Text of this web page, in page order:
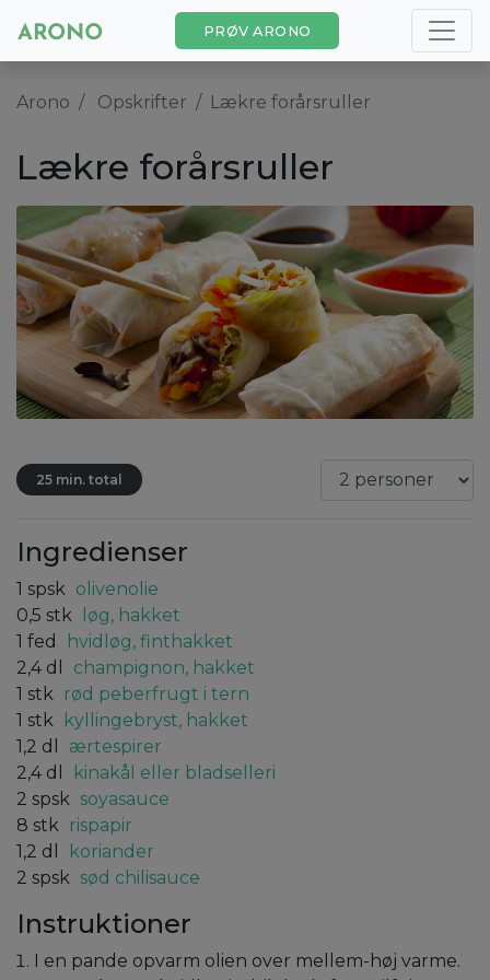
PRØV ARONO
Arono Opskrifter Lækre forårsruller
Lækre forårsruller
25 min. total
Ingredienser
1 spsk olivenolie
0,5 stk
løg, hakket
1 fed
hvidløg, finthakket
2,4 dl
champignon, hakket
1 stk rød peberfrugt i tern
1 stk
kyllingebryst, hakket
1,2 dl
ærtespirer
2,4 dl
kinakål eller bladselleri
2 spsk soyasauce
8 stk rispapir
1,2 dl
koriander
2 spsk sød chilisauce
Instruktioner
I en pande opvarm olien over mellem-høj varme.